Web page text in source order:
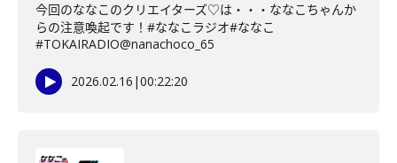
今回のななこのクリエイターズ♡は・・・ななこちゃんか
らの注意喚起です！#ななこラジオ#ななこ
#TOKAIRADIO@nanachoco_65
2026.02.16 |00:22:20